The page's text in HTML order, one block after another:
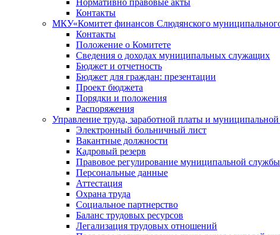
Нормативно правовые акты
Контакты
МКУ«Комитет финансов Слюдянского
Контакты
Положение о Комитете
Сведения о доходах муниципальных служащих
Бюджет и отчетность
Бюджет для граждан: презентации
Проект бюджета
Порядки и положения
Распоряжения
Управление труда, заработной платы и
Электронный больничный лист
Вакантные должности
Кадровый резерв
Правовое регулирование муниципальной службы
Персональные данные
Аттестация
Охрана труда
Социальное партнерство
Баланс трудовых ресурсов
Легализация трудовых отношений